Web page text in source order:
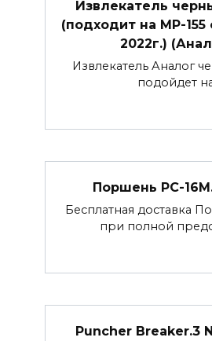
Извлекатель
(подходит на МР-155
2022г.)
Извлекатель Аналог
подойдет
Поршень РС-
Бесплатная доставка
при полной
Puncher Breaker.3